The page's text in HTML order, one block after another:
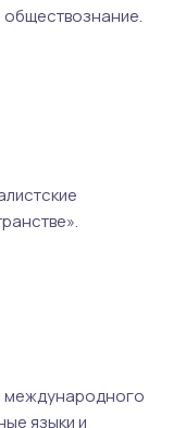
обществознание.
международного
языки и